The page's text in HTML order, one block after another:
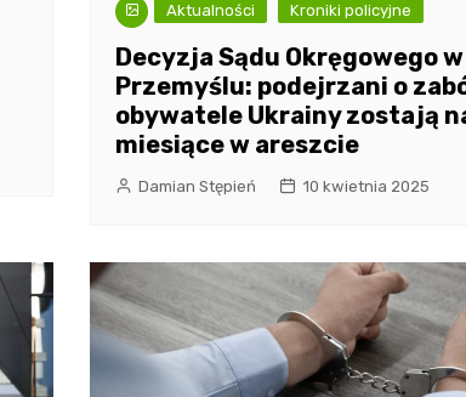
Aktualności Kroniki policyjne
Decyzja Sądu Okręgowego w
Przemyślu: podejrzani o
obywatele Ukrainy zostają
miesiące w areszcie
Damian Stępień 10 kwietnia 2025